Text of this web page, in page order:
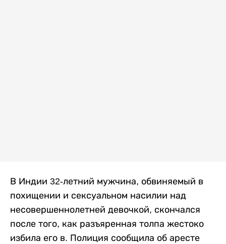
В Индии 32-летний мужчина, обвиняемый в
похищении и сексуальном насилии над
несовершеннолетней девочкой, скончался
после того, как разъяренная толпа жестоко
избила его в. Полиция сообщила об аресте